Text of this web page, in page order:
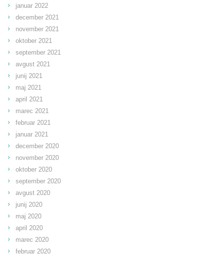
januar 2022
december 2021
november 2021
oktober 2021
september 2021
avgust 2021
junij 2021
maj 2021
april 2021
marec 2021
februar 2021
januar 2021
december 2020
november 2020
oktober 2020
september 2020
avgust 2020
junij 2020
maj 2020
april 2020
marec 2020
februar 2020